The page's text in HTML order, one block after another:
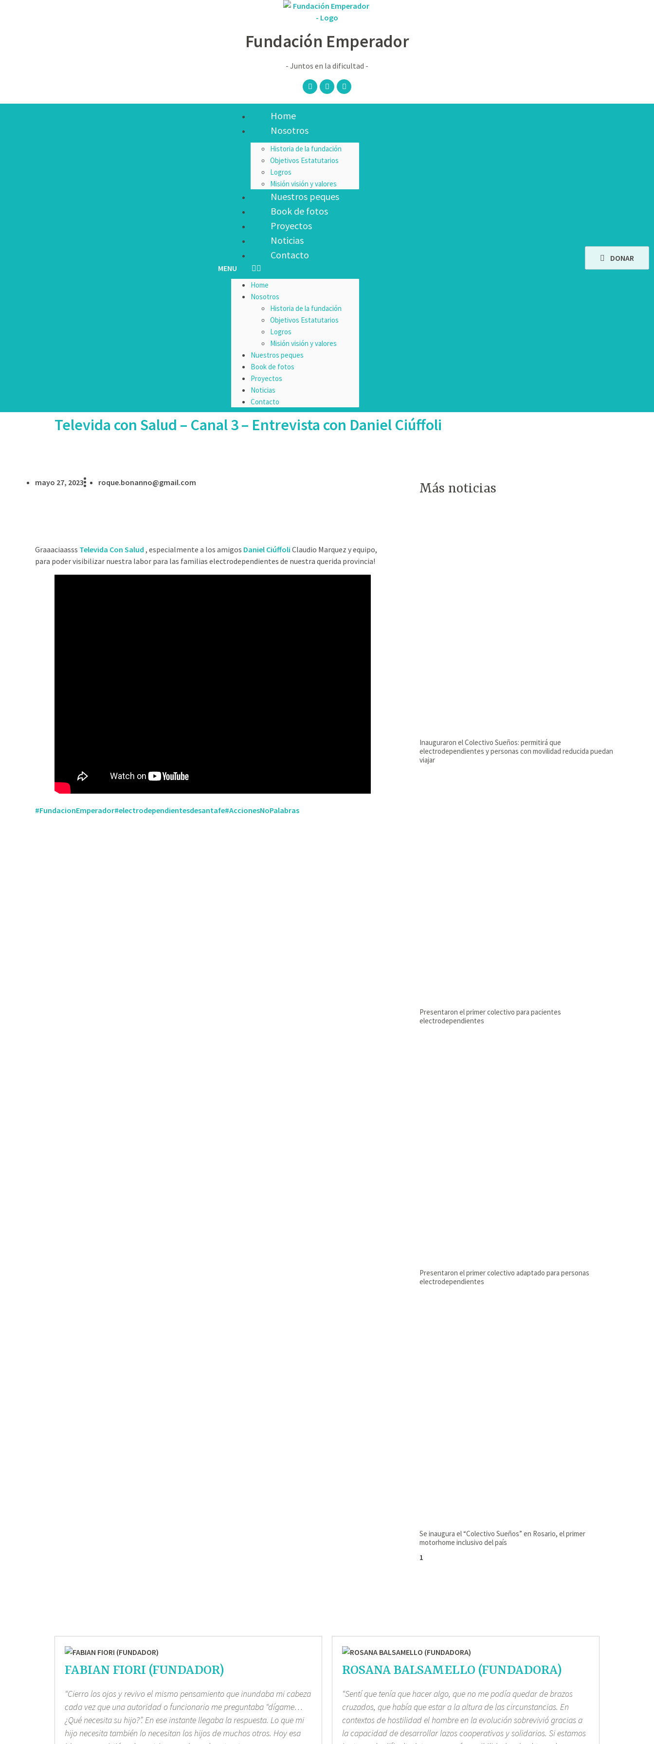
Fundación Emperador
- Juntos en la dificultad -
Home
Nosotros
Historia de la fundación
Objetivos Estatutarios
Logros
Misión visión y valores
Nuestros peques
Book de fotos
Proyectos
Noticias
Contacto
Home
Nosotros
Historia de la fundación
Objetivos Estatutarios
Logros
Misión visión y valores
Nuestros peques
Book de fotos
Proyectos
Noticias
Contacto
DONAR
Televida con Salud – Canal 3 – Entrevista con Daniel Ciúffoli
mayo 27, 2023 roque.bonanno@gmail.com
Graaaciaasss Televida Con Salud , especialmente a los amigos Daniel Ciúffoli Claudio Marquez y equipo,
para poder visibilizar nuestra labor para las familias electrodependientes de nuestra querida provincia!
#FundacionEmperador#electrodependientesdesantafe#AccionesNoPalabras
Más noticias
Inauguraron el Colectivo Sueños: permitirá que
electrodependientes y personas con movilidad reducida puedan
viajar
Presentaron el primer colectivo para pacientes
electrodependientes
Presentaron el primer colectivo adaptado para personas
electrodependientes
Se inaugura el “Colectivo Sueños” en Rosario, el primer
motorhome inclusivo del país
FABIAN FIORI (FUNDADOR)
“Cierro los ojos y revivo el mismo pensamiento que inundaba mi cabeza
cada vez que una autoridad o funcionario me preguntaba “dígame…
¿Qué necesita su hijo?”. En ese instante llegaba la respuesta. Lo que mi
hijo necesita también lo necesitan los hijos de muchos otros. Hoy esa
ROSANA BALSAMELLO (FUNDADORA)
“Sentí que tenía que hacer algo, que no me podía quedar de brazos
cruzados, que había que estar a la altura de las circunstancias. En
contextos de hostilidad el hombre en la evolución sobrevivió gracias a
la capacidad de desarrollar lazos cooperativos y solidarios. Si estamos